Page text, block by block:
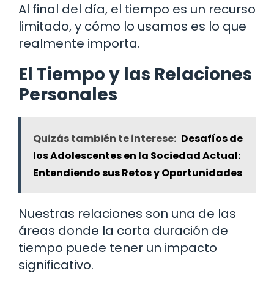
Al final del día, el tiempo es un recurso
limitado, y cómo lo usamos es lo que
realmente importa.
El Tiempo y las Relaciones
Personales
Quizás también te interese: Desafíos de
los Adolescentes en la Sociedad Actual:
Entendiendo sus Retos y Oportunidades
Nuestras relaciones son una de las
áreas donde la corta duración de
tiempo puede tener un impacto
significativo.